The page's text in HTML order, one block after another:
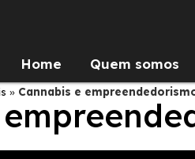
Home Quem somos
» Cannabis e